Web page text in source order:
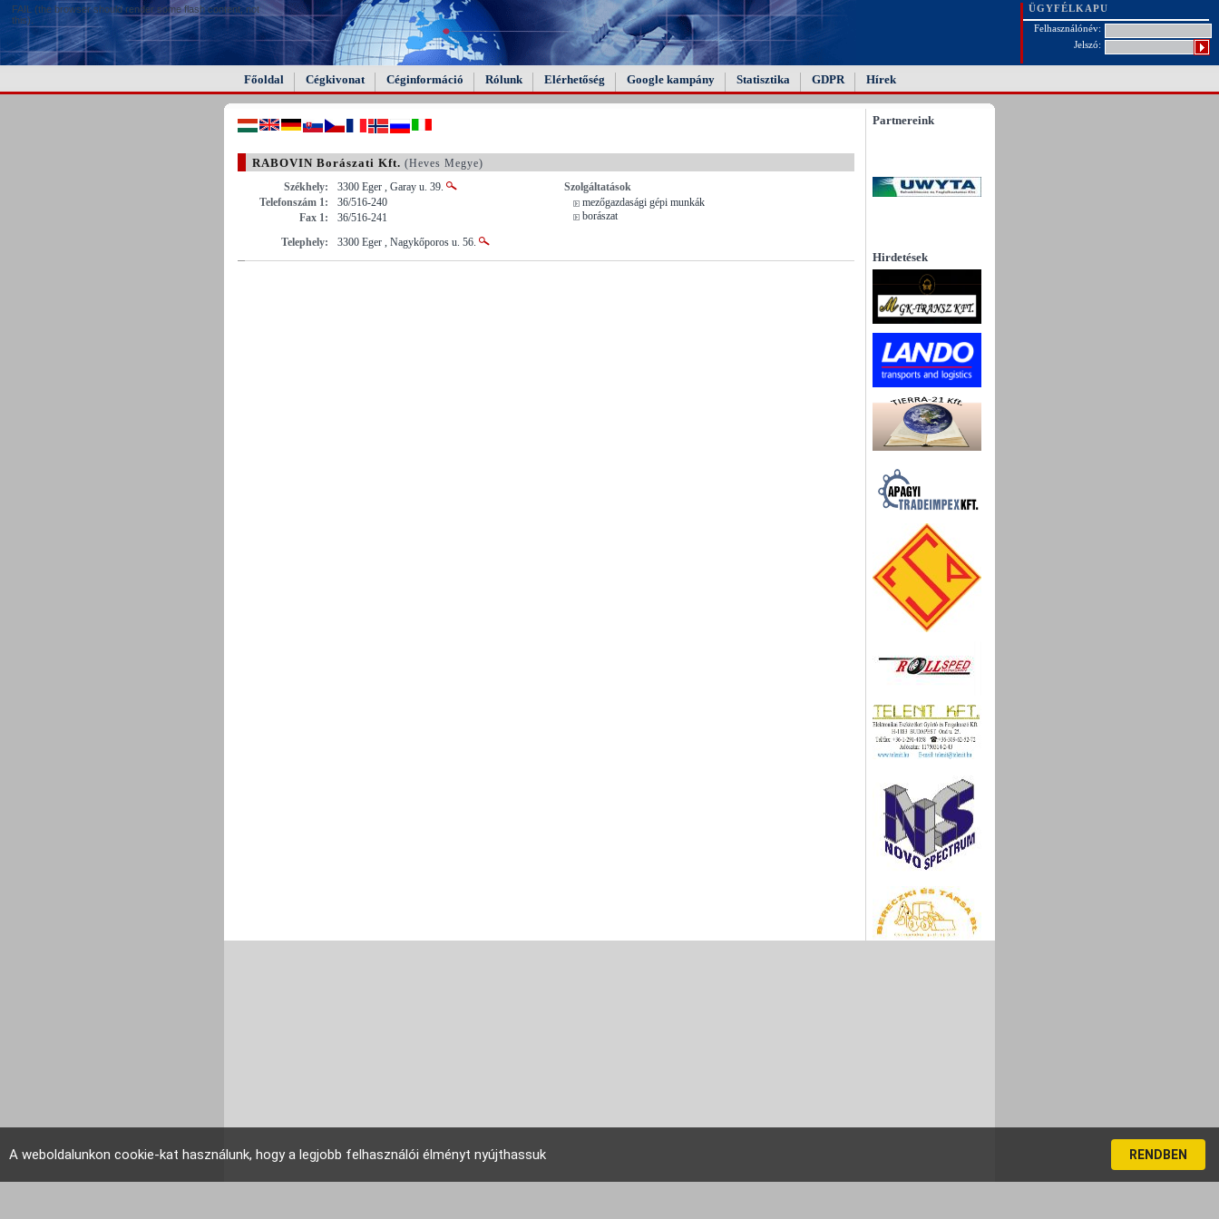
FAIL (the browser should render some flash content, not
this).
ÜGYFÉLKAPU
Felhasználónév:
Jelszó:
Főoldal Cégkivonat Céginformáció Rólunk Elérhetőség Google kampány Statisztika GDPR Hírek
RABOVIN Borászati Kft. (Heves Megye)
Székhely:
3300 Eger , Garay u. 39.
Telefonszám 1:
36/516-240
Fax 1:
36/516-241
Telephely:
3300 Eger , Nagykőporos u. 56.
Szolgáltatások
mezőgazdasági gépi munkák
borászat
Partnereink
Hirdetések
A weboldalunkon cookie-kat használunk, hogy a legjobb felhasználói élményt nyújthassuk RENDBEN